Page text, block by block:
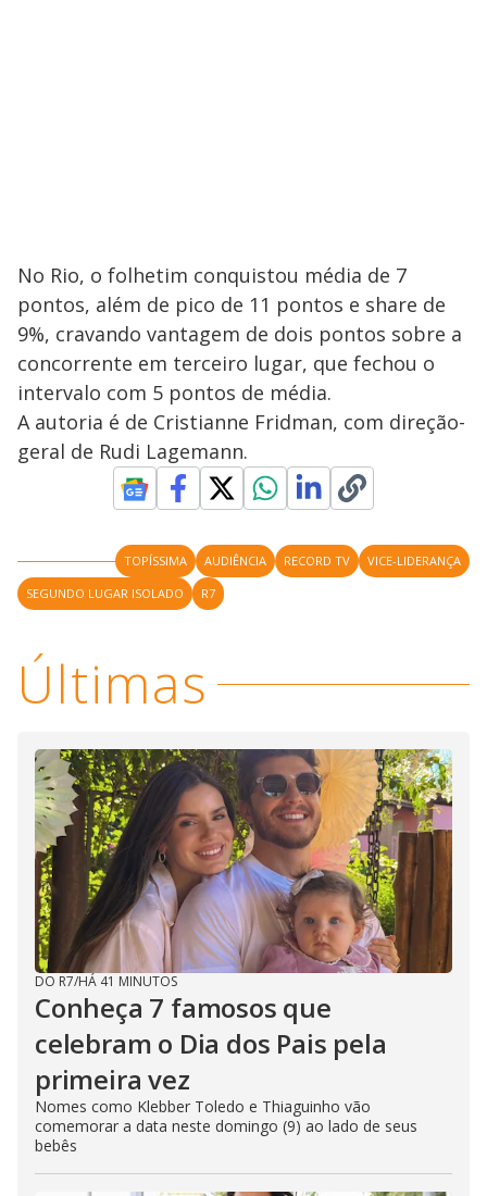
No Rio, o folhetim conquistou média de 7
pontos, além de pico de 11 pontos e share de
9%, cravando vantagem de dois pontos sobre a
concorrente em terceiro lugar, que fechou o
intervalo com 5 pontos de média.
A autoria é de Cristianne Fridman, com direção-
geral de Rudi Lagemann.
TOPÍSSIMA AUDIÊNCIA RECORD TV
VICE-LIDERANÇA
SEGUNDO LUGAR ISOLADO
R7
Últimas
DO R7/HÁ 41 MINUTOS
Conheça 7 famosos que
celebram o Dia dos Pais pela
primeira vez
Nomes como Klebber Toledo e Thiaguinho vão
comemorar a data neste domingo (9) ao lado de seus
bebês